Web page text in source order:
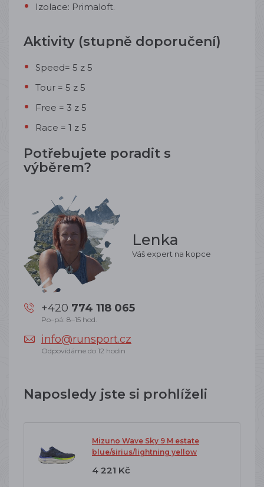
Izolace: Primaloft.
Aktivity (stupně doporučení)
Speed= 5 z 5
Tour = 5 z 5
Free = 3 z 5
Race = 1 z 5
Potřebujete poradit s
výběrem?
Lenka
Váš expert na kopce
+420 774 118 065
Po–pá: 8–15 hod.
info@runsport.cz
Odpovídáme do 12 hodin
Naposledy jste si prohlíželi
Mizuno Wave Sky 9 M estate
blue/sirius/lightning yellow
4 221 Kč